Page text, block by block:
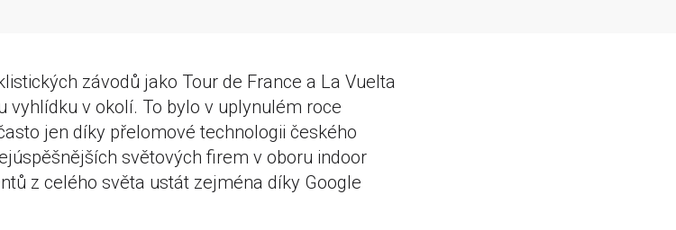
závodů jako Tour de France a La Vuelta
vyhlídku v okolí. To bylo v uplynulém roce
jen díky přelomové technologii českého
světových firem v oboru indoor
z celého světa ustát zejména díky Google